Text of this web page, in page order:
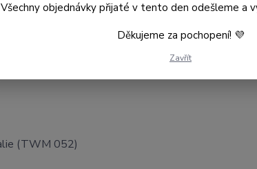
Všechny objednávky přijaté v tento den odešleme a
Děkujeme za pochopení! 💜
Zavřít